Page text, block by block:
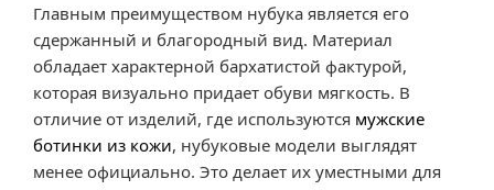
Главным преимуществом нубука является его
сдержанный и благородный вид. Материал
обладает характерной бархатистой фактурой,
которая визуально придает обуви мягкость. В
отличие от изделий, где используются мужские
ботинки из кожи, нубуковые модели выглядят
менее официально. Это делает их уместными для